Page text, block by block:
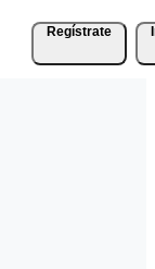
Regístrate